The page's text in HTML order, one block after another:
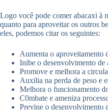
Logo você pode comer abacaxi à
quanto para aproveitar os outros
eles, podemos citar os seguintes:
Aumenta o aproveitamento
Inibe o desenvolvimento de
Promove e melhora a
Auxilia na perda de peso e
Melhora o funcionamento
C0mbate e ameniza
Previne o desenvolvimento